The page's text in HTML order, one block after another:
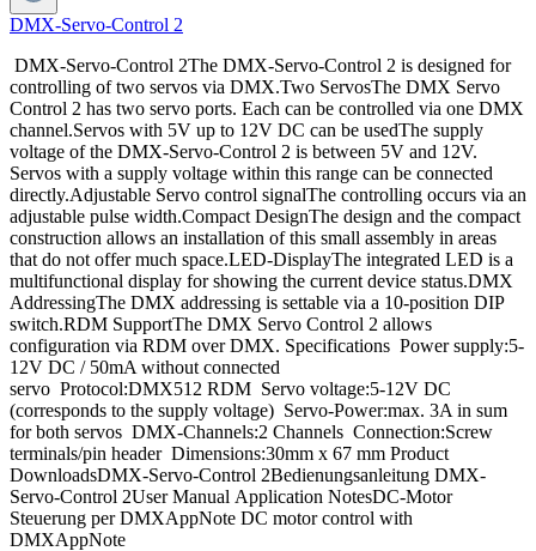
DMX-Servo-Control 2
DMX-Servo-Control 2The DMX-Servo-Control 2 is designed for
controlling of two servos via DMX.Two ServosThe DMX Servo
Control 2 has two servo ports. Each can be controlled via one DMX
channel.Servos with 5V up to 12V DC can be usedThe supply
voltage of the DMX-Servo-Control 2 is between 5V and 12V.
Servos with a supply voltage within this range can be connected
directly.Adjustable Servo control signalThe controlling occurs via an
adjustable pulse width.Compact DesignThe design and the compact
construction allows an installation of this small assembly in areas
that do not offer much space.LED-DisplayThe integrated LED is a
multifunctional display for showing the current device status.DMX
AddressingThe DMX addressing is settable via a 10-position DIP
switch.RDM SupportThe DMX Servo Control 2 allows
configuration via RDM over DMX. Specifications Power supply:5-
12V DC / 50mA without connected
servo Protocol:DMX512 RDM Servo voltage:5-12V DC
(corresponds to the supply voltage) Servo-Power:max. 3A in sum
for both servos DMX-Channels:2 Channels Connection:Screw
terminals/pin header Dimensions:30mm x 67 mm Product
DownloadsDMX-Servo-Control 2Bedienungsanleitung DMX-
Servo-Control 2User Manual Application NotesDC-Motor
Steuerung per DMXAppNote DC motor control with
DMXAppNote